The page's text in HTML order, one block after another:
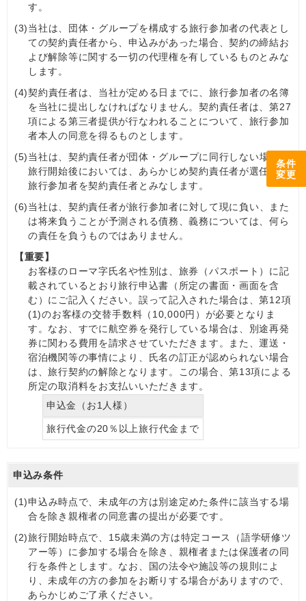
条件
変更
す。
(3)当社は、団体・グループを構成する旅行参加者の代表とし
ての契約責任者から、申込みがあった場合、契約の締結お
よび解除等に関する一切の代理権を有しているものとみな
します。
(4)契約責任者は、当社が定める日までに、旅行参加者の名簿
を当社に提出しなければなりません。契約責任者は、第27
項による第三者提供が行なわれることについて、旅行参加
者本人の同意を得るものとします。
(5)当社は、契約責任者が団体・グループに同行しない場合、
旅行開始後においては、あらかじめ契約責任者が選任した
旅行参加者を契約責任者とみなします。
(6)当社は、契約責任者が旅行参加者に対して現に負い、また
は将来負うことが予測される債務、義務については、何ら
の責任を負うものではありません。
【重要】
お客様のローマ字氏名や性別は、旅券（パスポート）に記
載されているとおり旅行申込書（所定の書面・画面を含
む）にご記入ください。誤って記入された場合は、第12項
(1)のお客様の交替手数料（10,000円）が必要となりま
す。なお、すでに航空券を発行している場合は、別途再発
券に関わる費用を請求させていただきます。また、運送・
宿泊機関等の事情により、氏名の訂正が認められない場合
は、旅行契約の解除となります。この場合、第13項による
所定の取消料をお支払いいただきます。
申込金（お1人様）
旅行代金の20％以上旅行代金まで
申込み条件
(1)申込み時点で、未成年の方は別途定めた条件に該当する場
合を除き親権者の同意書の提出が必要です。
(2)旅行開始時点で、15歳未満の方は特定コース（語学研修ツ
アー等）に参加する場合を除き、親権者または保護者の同
行を条件とします。なお、国の法令や施設等の規則によ
り、未成年の方の参加をお断りする場合がありますので、
あらかじめご了承ください。